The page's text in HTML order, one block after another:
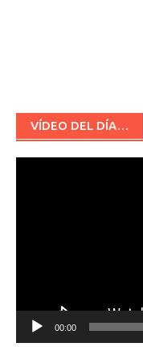
VÍDEO DEL DÍA…
00:00